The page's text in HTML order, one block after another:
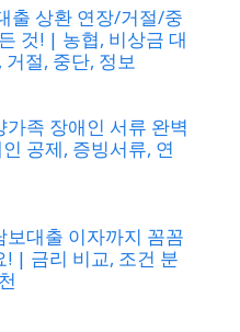
출 상환 연장/거절/중
것! | 농협, 비상금 대
거절, 중단, 정보
가족 장애인 서류 완벽
공제, 증빙서류, 연
보대출 이자까지 꼼꼼
! | 금리 비교, 조건 분